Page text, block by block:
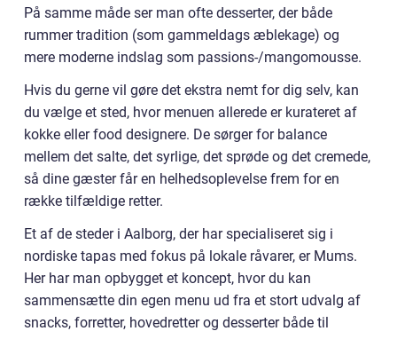
På samme måde ser man ofte desserter, der både
rummer tradition (som gammeldags æblekage) og
mere moderne indslag som passions-/mangomousse.
Hvis du gerne vil gøre det ekstra nemt for dig selv, kan
du vælge et sted, hvor menuen allerede er kurateret af
kokke eller food designere. De sørger for balance
mellem det salte, det syrlige, det sprøde og det cremede,
så dine gæster får en helhedsoplevelse frem for en
række tilfældige retter.
Et af de steder i Aalborg, der har specialiseret sig i
nordiske tapas med fokus på lokale råvarer, er Mums.
Her har man opbygget et koncept, hvor du kan
sammensætte din egen menu ud fra et stort udvalg af
snacks, forretter, hovedretter og desserter både til